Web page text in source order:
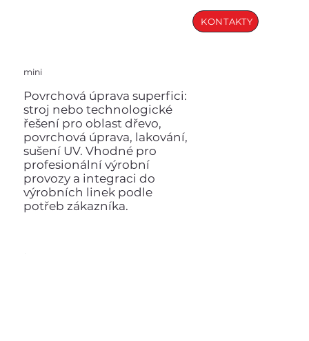
KONTAKTY
mini
Povrchová úprava superfici:
stroj nebo technologické
řešení pro oblast dřevo,
povrchová úprava, lakování,
sušení UV. Vhodné pro
profesionální výrobní
provozy a integraci do
výrobních linek podle
potřeb zákazníka.